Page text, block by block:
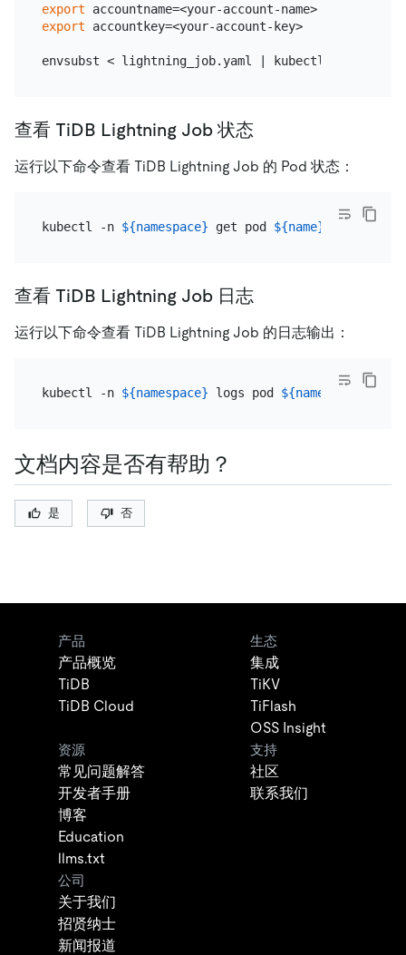
export
accountname=<your-account-name>
export accountkey=<your-account-key>
查看 TiDB Lightning Job 状态
运行以下命令查看 TiDB Lightning Job 的 Pod 状态：
kubectl -n ${namespace} get pod ${name}
查看 TiDB Lightning Job 日志
运行以下命令查看 TiDB Lightning Job 的日志输出：
kubectl -n ${namespace} logs pod ${name}
文档内容是否有帮助？
是 否
产品
产品概览
TiDB
TiDB Cloud
生态
集成
TiKV
TiFlash
OSS Insight
资源
常见问题解答
开发者手册
博客
Education
llms.txt
支持
社区
联系我们
公司
关于我们
招贤纳士
新闻报道